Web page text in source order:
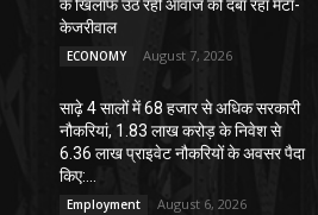
के खिलाफ उठ रही आवाज को दबा रहा मेटा-
केजरीवाल
ECONOMY August 7, 2026
साढ़े 4 सालों में 68 हजार से अधिक सरकारी
नौकरियां, 1.83 लाख करोड़ के निवेश से
6.36 लाख प्राइवेट नौकरियों के अवसर पैदा
किए:...
Employment August 6, 2026